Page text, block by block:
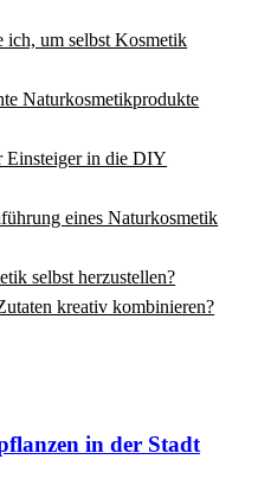
ich, um selbst Kosmetik
Naturkosmetikprodukte
Einsteiger in die DIY
eines Naturkosmetik
selbst herzustellen?
kreativ kombinieren?
in der Stadt